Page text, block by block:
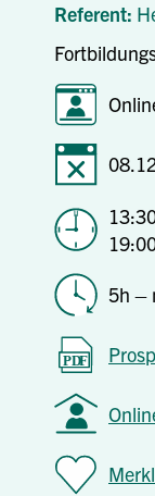
Referent:
5h –